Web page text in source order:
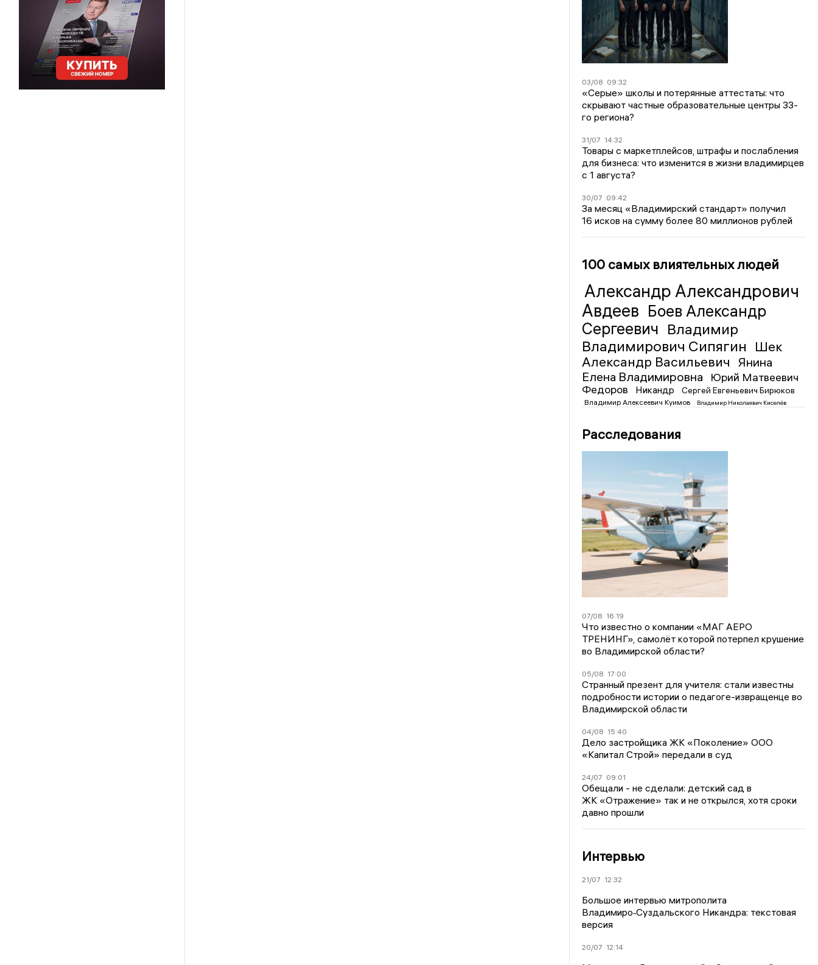
03/08 09:32
«Серые» школы и потерянные аттестаты: что
скрывают частные образовательные центры 33-
го региона?
31/07 14:32
Товары с маркетплейсов, штрафы и послабления
для бизнеса: что изменится в жизни владимирцев
с 1 августа?
30/07 09:42
За месяц «Владимирский стандарт» получил
16 исков на сумму более 80 миллионов рублей
100 самых влиятельных людей
Александр Александрович
Авдеев Боев Александр
Сергеевич Владимир
Владимирович Сипягин Шек
Александр Васильевич
Янина
Елена Владимировна
Юрий Матвеевич
Федоров
Никандр Сергей Евгеньевич Бирюков
Владимир Алексеевич Куимов Владимир Николаевич Киселёв
Расследования
07/08 16:19
Что известно о компании «МАГ АЕРО
ТРЕНИНГ», самолёт которой потерпел крушение
во Владимирской области?
05/08 17:00
Странный презент для учителя: стали известны
подробности истории о педагоге-извращенце во
Владимирской области
04/08 15:40
Дело застройщика ЖК «Поколение» ООО
«Капитал Строй» передали в суд
24/07 09:01
Обещали - не сделали: детский сад в
ЖК «Отражение» так и не открылся, хотя сроки
давно прошли
Интервью
21/07 12:32
Большое интервью митрополита
Владимиро‑Суздальского Никандра: текстовая
версия
20/07 12:14